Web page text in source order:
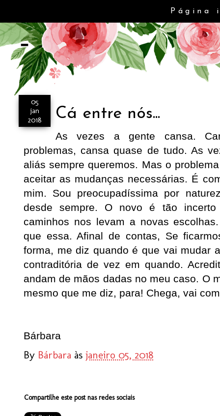
-
05
jan
2018
Cá entre nós...
As vezes a gente cansa.
problemas, cansa quase de tudo. As
aliás sempre queremos. Mas o
aceitar as mudanças necessárias. É
mim. Sou preocupadíssima por
desde sempre. O novo é tão
caminhos nos levam a novas
que essa. Afinal de contas, Se
forma, me diz quando é que vai mudar
contraditória de vez em quando.
andam de mãos dadas no meu caso. O
mesmo que me diz, para! Chega, vai
Bárbara
By Bárbara às janeiro 05, 2018
Compartilhe este post nas redes sociais